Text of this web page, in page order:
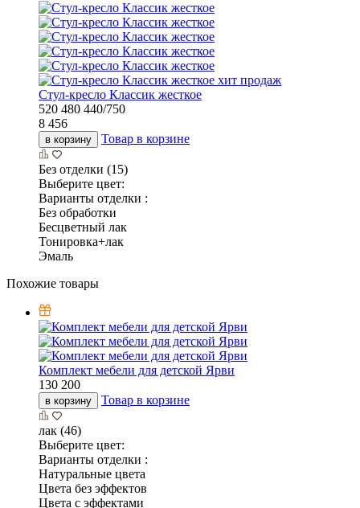
хит продаж
Стул-кресло Классик жесткое
520 480 440/750
8 456
в корзину Товар в корзине
Без отделки (15)
Выберите цвет:
Варианты отделки :
Без обработки
Бесцветный лак
Тонировка+лак
Эмаль
Похожие товары
Комплект мебели для детской Ярви
130 200
в корзину Товар в корзине
лак (46)
Выберите цвет:
Варианты отделки :
Натуральные цвета
Цвета без эффектов
Цвета с эффектами